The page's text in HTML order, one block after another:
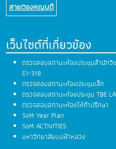
สายตรงคณบดี
เว็บไซต์ที่เกี่ยวข้อง
ตรวจสอบสถานะห้องประชุมสำนักวิ
E1-318
ตรวจสอบสถานะห้องประชุมเล็ก
ตรวจสอบสถานะห้องประชุม TBE
ตรวจสอบสถานะห้องให้คำปรึกษา
SoM Year Plan
SoM ACTIVITIES
มหาวิทยาลัยแม่ฟ้าหลวง